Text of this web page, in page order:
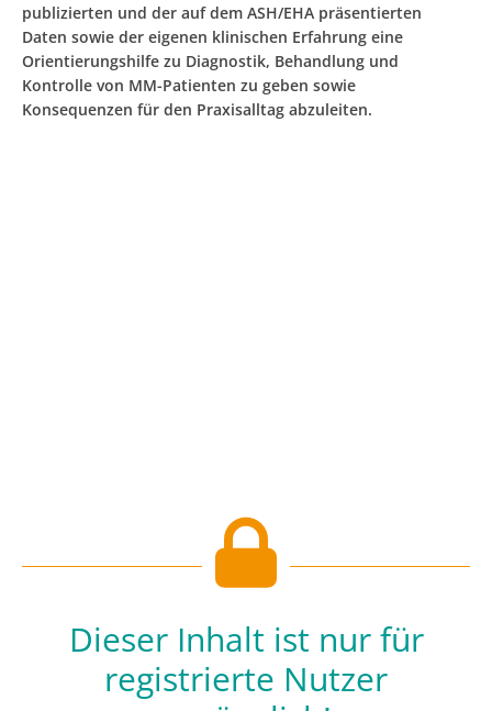
publizierten und der auf dem ASH/EHA präsentierten
Daten sowie der eigenen klinischen Erfahrung eine
Orientierungshilfe zu Diagnostik, Behandlung und
Kontrolle von MM-Patienten zu geben sowie
Konsequenzen für den Praxisalltag abzuleiten.
Dieser Inhalt ist nur für
registrierte Nutzer